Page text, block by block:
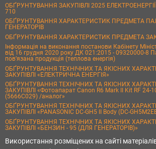
ОБҐРУНТУВАННЯ ЗАКУПІВЛІ 2025
710
ОБҐРУНТУВАННЯ ХАРАКТЕРИСТИК ПРЕДМЕТА
ГЕНЕРАТОРІВ
ОБҐРУНТУВАННЯ ХАРАКТЕРИСТИК ПРЕДМЕТА
Інформація на виконання постанови Кабінету
від 16 грудня 2020 року ДК 021:2015 - 09320000-8
пов’язана продукція (теплова енергія)
ОБҐРУНТУВАННЯ ТЕХНІЧНИХ ТА ЯКІСНИХ
ЗАКУПІВЛІ «ЕЛЕКТРИЧНА ЕНЕРГІЯ»
ОБҐРУНТУВАННЯ ТЕХНІЧНИХ ТА ЯКІСНИХ
ЗАКУПІВЛІ «Фотоапарат Canon R6 Mark II Kit RF 24-
(5666C029) /аналог»
ОБҐРУНТУВАННЯ ТЕХНІЧНИХ ТА ЯКІСНИХ
ЗАКУПІВЛІ «PANASONIC DC-GH5 II Body (DC-
ОБҐРУНТУВАННЯ ТЕХНІЧНИХ ТА ЯКІСНИХ
ЗАКУПІВЛІ «БЕНЗИН - 95 (ДЛЯ ГЕНЕРАТОРІВ)»
Використання розміщених на сайті